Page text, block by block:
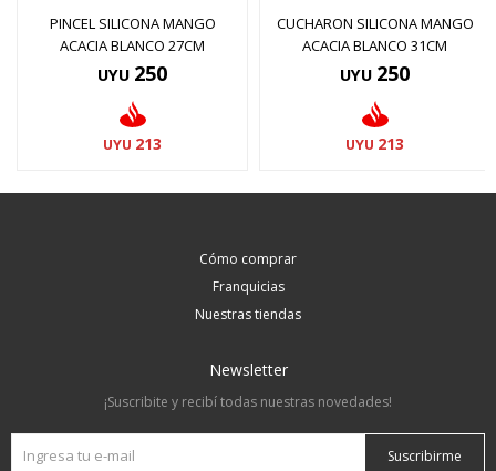
PINCEL SILICONA MANGO
ACACIA BLANCO 27CM
UYU 250
UYU 213
CUCHARON SILICONA MANGO
ACACIA BLANCO 31CM
UYU 250
UYU 213
Cómo comprar
Franquicias
Nuestras tiendas
Newsletter
¡Suscribite y recibí todas nuestras novedades!
Suscribirme